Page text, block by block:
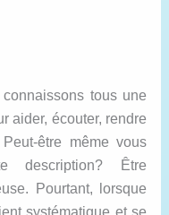
tous une
aider, écouter, rendre
être même vous
description? Être
Pourtant, lorsque
systématique et se